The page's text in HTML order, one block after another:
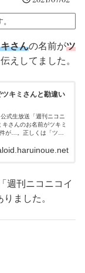
さんの名前がツ
えしてました。
キミさんと勘違い
式生放送「週刊ニコニ
さんのお名前がツキミ
が…。正しくは「ツミ
...
週刊ニコニコイ
ました。